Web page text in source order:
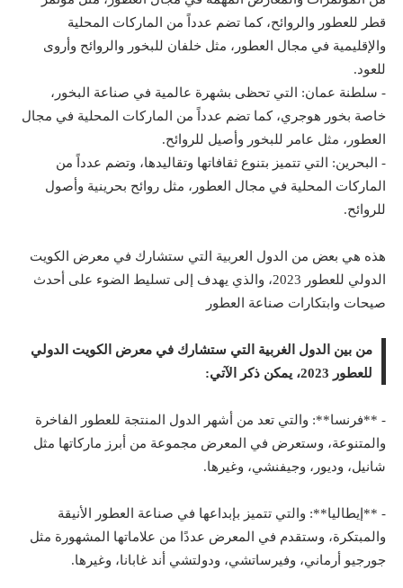
قطر للعطور والروائح، كما تضم عدداً من الماركات المحلية
والإقليمية في مجال العطور، مثل خلفان للبخور والروائح وأروى
للعود.
- سلطنة عمان: التي تحظى بشهرة عالمية في صناعة البخور،
خاصة بخور هوجري، كما تضم عدداً من الماركات المحلية في مجال
العطور، مثل عامر للبخور وأصيل للروائح.
- البحرين: التي تتميز بتنوع ثقافاتها وتقاليدها، وتضم عدداً من
الماركات المحلية في مجال العطور، مثل روائح بحرينية وأصول
للروائح.
هذه هي بعض من الدول العربية التي ستشارك في معرض الكويت
الدولي للعطور 2023، والذي يهدف إلى تسليط الضوء على أحدث
صيحات وابتكارات صناعة العطور
من بين الدول الغربية التي ستشارك في معرض الكويت الدولي
للعطور 2023، يمكن ذكر الآتي:
- **فرنسا**: والتي تعد من أشهر الدول المنتجة للعطور الفاخرة
والمتنوعة، وستعرض في المعرض مجموعة من أبرز ماركاتها مثل
شانيل، وديور، وجيفنشي، وغيرها.
- **إيطاليا**: والتي تتميز بإبداعها في صناعة العطور الأنيقة
والمبتكرة، وستقدم في المعرض عددًا من علاماتها المشهورة مثل
جورجيو أرماني، وفيرساتشي، ودولتشي أند غابانا، وغيرها.